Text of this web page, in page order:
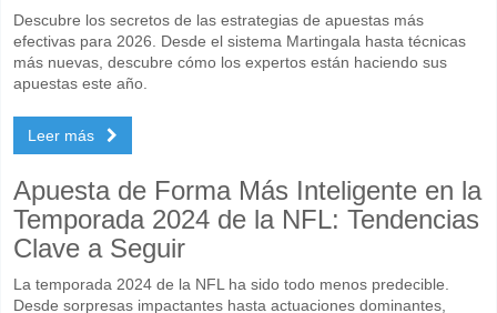
Descubre los secretos de las estrategias de apuestas más
efectivas para 2026. Desde el sistema Martingala hasta técnicas
más nuevas, descubre cómo los expertos están haciendo sus
apuestas este año.
Leer más
Apuesta de Forma Más Inteligente en la
Temporada 2024 de la NFL: Tendencias
Clave a Seguir
La temporada 2024 de la NFL ha sido todo menos predecible.
Desde sorpresas impactantes hasta actuaciones dominantes,